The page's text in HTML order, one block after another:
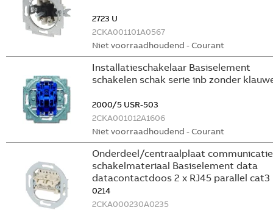
2723 U
2CKA001101A0567
Niet voorraadhoudend - Courant
Installatieschakelaar Basiselement
schakelen schak serie inb zonder
2000/5 USR-503
2CKA001012A1606
Niet voorraadhoudend - Courant
Onderdeel/centraalplaat
schakelmateriaal Basiselement data
datacontactdoos 2 x RJ45 parallel cat3
0214
2CKA000230A0235